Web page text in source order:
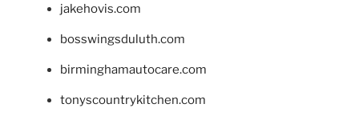
jakehovis.com
bosswingsduluth.com
birminghamautocare.com
tonyscountrykitchen.com